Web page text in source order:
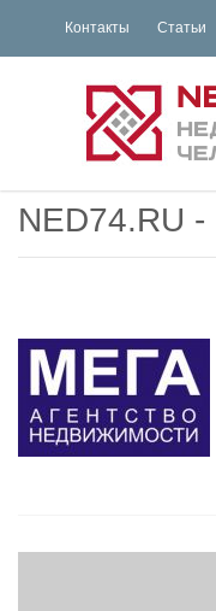
Контакты Статьи
NED74.RU